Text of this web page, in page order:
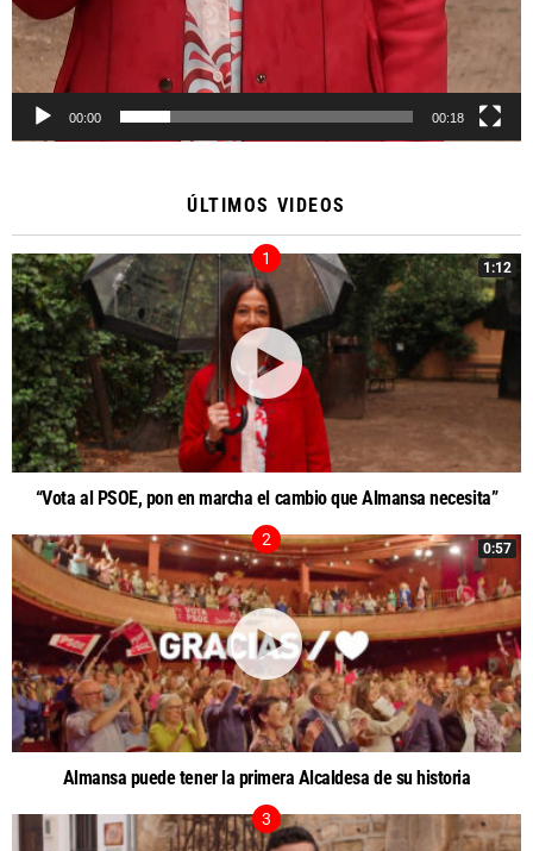
00:00 00:18
ÚLTIMOS VIDEOS
1:12
“Vota al PSOE, pon en marcha el cambio que Almansa necesita”
0:57
Almansa puede tener la primera Alcaldesa de su historia